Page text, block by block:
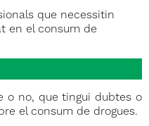
que necessitin
en el consum de
o no, que tingui dubtes o
el consum de drogues.